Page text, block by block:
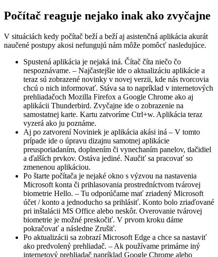
Počítač reaguje nejako inak ako zvyčajne
V situáciách kedy počítač beží a beží aj asistenčná aplikácia akurát
naučené postupy akosi nefungujú nám môže pomôcť nasledujúce.
Spustená aplikácia je nejaká iná. Čítač číta niečo čo
nespoznávame. – Najčastejšie ide o aktualizáciu aplikácie a
teraz sú zobrazené novinky v novej verzii, kde nás tvorcovia
chcú o nich informovať. Stáva sa to napríklad v internetových
prehliadačoch Mozilla Firefox a Google Chrome ako aj
aplikácii Thunderbird. Zvyčajne ide o zobrazenie na
samostatnej karte. Kartu zatvoríme Ctrl+w. Aplikácia teraz
vyzerá ako ju poznáme.
Aj po zatvorení Noviniek je aplikácia akási iná – V tomto
prípade ide o úpravu dizajnu samotnej aplikácie
preusporiadaním, doplnením či vynechaním panelov, tlačidiel
a ďalších prvkov. Ostáva jediné. Naučiť sa pracovať so
zmenenou aplikáciou.
Po štarte počítača je nejaké okno s výzvou na nastavenia
Microsoft konta či prihlasovania prostredníctvom tvárovej
biometrie Hello. – Tu odporúčame mať zriadený Microsoft
účet / konto a jednoducho sa prihlásiť. Konto bolo zriaďované
pri inštalácii MS Office alebo neskôr. Overovanie tvárovej
biometrie je možné preskočiť. V prvom kroku dáme
pokračovať a následne Zrušiť.
Po aktualizácii sa zobrazí Microsoft Edge a chce sa nastaviť
ako predvolený prehliadač. – Ak používame primárne iný
internetový prehliadač napríklad Google Chrome alebo